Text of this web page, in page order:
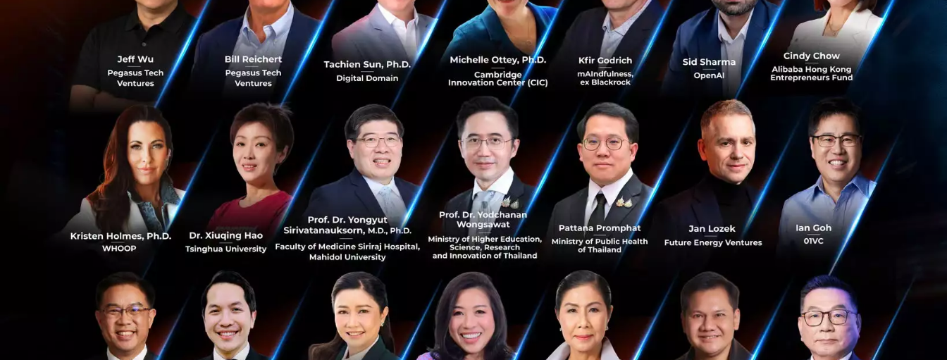
0
1.7K
ธุรกิจของลูกค้าในระยะยาวท่ามกลางกระแสการเปลี่ยนแปลงที่มีเทคโนโลยีเป็นตัวขับเคลื่อนสำคัญ
นายตรัยรัตน์ สุวรรณประทีป ประธานเจ้าหน้าที่บริหาร บริษัท เอสซีบี เทคเอกซ์ จำกัด กล่าวว่า
“ผมมีความตื่นเต้นเป็นอย่างยิ่งที่ได้รับการแต่งตั้งเป็นประธานเจ้าหน้าที่บริหารของ SCB Tech X ใน
ครั้งนี้ โดยมุ่งหวังที่จะนำเสนอนวัตกรรมทางเทคโนโลยี ที่ตอบโจทย์ความต้องการทางธุรกิจ พร้อมทั้ง
สร้างประสบการณ์ที่ดีให้กับกลุ่มเป้าหมายของลูกค้า รวมทั้งเพิ่มขีดความสามารถในการแข่งขันใน
ระดับโลกอย่างทัดเทียมให้กับลูกค้า ทั้งนี้ เรามีเป้าหมายสู่การเป็นผู้นำด้านฟินเทคแพลตฟอร์มใน
ภูมิภาคอาเซียนภายใน 5 ปี”
นายตรัยรัตน์ สุวรรณประทีป เป็นผู้มีความรู้ ความสามารถ มากด้วยประสบการณ์ที่เชี่ยวชาญด้าน
Technology Operations and Platforms โดยร่วมงานกับธนาคารไทยพาณิชย์ ตั้งแต่ปี 2554 มีโอกาส
ได้ดำรงตำแหน่งผู้บริหารระดับสูง และมีบทบาทสำคัญในการร่วมวางโครงสร้างทางด้านเทคโนโลยีให้
กับธนาคาร ก่อนหน้าร่วมงานกับธนาคารไทยพาณิชย์ นายตรัยรัตน์ มีโอกาสได้ร่วมงานกับองค์กร
ขนาดใหญ่ทางด้านเทคโนโลยีสารสนเทศ เช่น บริษัท ไอบีเอ็ม ประเทศไทย จำกัด ในตำแหน่ง
Executive IT Specialist มากว่า 21 ปี และ บริษัท ABB ประเทศไทย จำกัด ในตำแหน่ง Project
Engineer ด้านการศึกษา นายตรัยรัตน์ สำเร็จการศึกษาระดับปริญญาตรี คณะวิศวกรรมศาสตร์ จาก
จุฬาลงกรณ์มหาวิทยาลัย และปริญญาโท สาขาบริหารธุรกิจ จากจุฬาลงกรณ์มหาวิทยาลัย